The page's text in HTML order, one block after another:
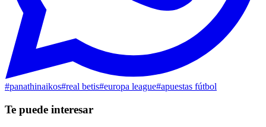
#panathinaikos#real betis#europa league#apuestas fútbol
Te puede interesar